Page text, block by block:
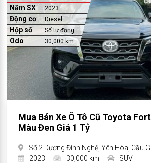
Năm SX 2023
Động cơ Diesel
Hộp số Số tự động
Odo 30,000 km
Mua Bán Xe Ô Tô Cũ Toyota
Màu Đen Giá 1 Tỷ
Số 2 Dương Đình Nghệ, Yên Hòa, Cầu
2023
30,000 km SUV